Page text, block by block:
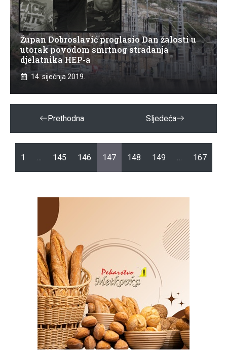
Župan Dobroslavić proglasio Dan žalosti u
utorak povodom smrtnog stradanja
djelatnika HEP-a
14. siječnja 2019.
Prethodna Sljedeća
1 … 145 146 147 148 149 … 167